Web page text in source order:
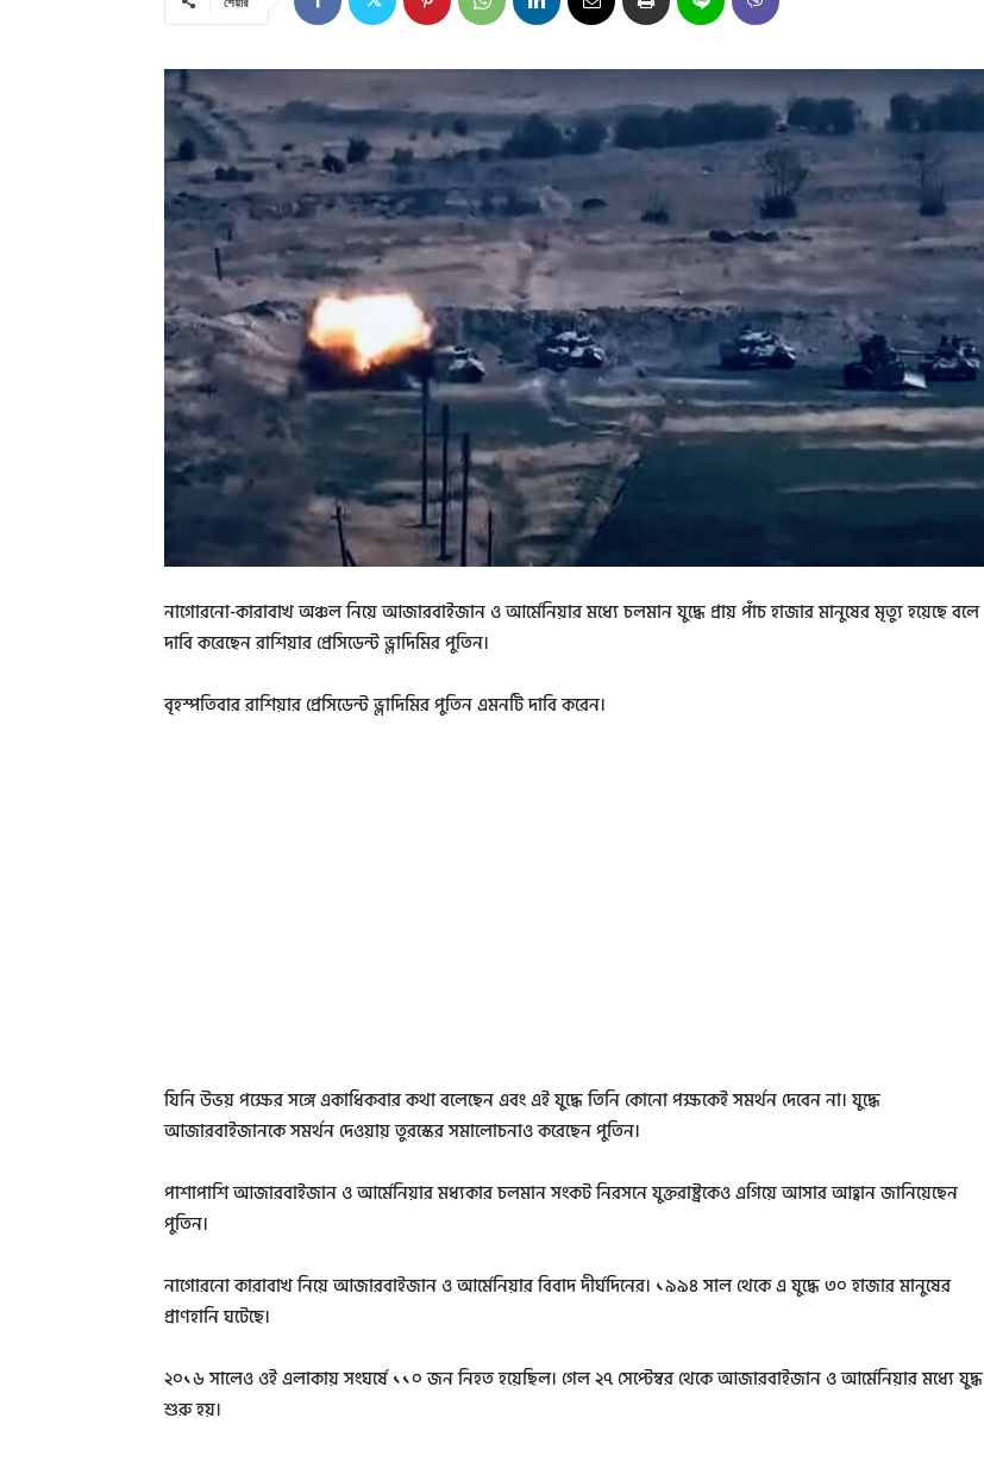
নাগোরনো-কারাবাখ অঞ্চল নিয়ে আজারবাইজান ও আর্মেনিয়ার মধ্যে চলমান যুদ্ধে প্রায় পাঁচ হাজার মানুষের মৃত্যু হয়েছে বলে
দাবি করেছেন রাশিয়ার প্রেসিডেন্ট ভ্লাদিমির পুতিন।
বৃহস্পতিবার রাশিয়ার প্রেসিডেন্ট ভ্লাদিমির পুতিন এমনটি দাবি করেন।
যিনি উভয় পক্ষের সঙ্গে একাধিকবার কথা বলেছেন এবং এই যুদ্ধে তিনি কোনো পক্ষকেই সমর্থন দেবেন না। যুদ্ধে
আজারবাইজানকে সমর্থন দেওয়ায় তুরস্কের সমালোচনাও করেছেন পুতিন।
পাশাপাশি আজারবাইজান ও আর্মেনিয়ার মধ্যকার চলমান সংকট নিরসনে যুক্তরাষ্ট্রকেও এগিয়ে আসার আহ্বান জানিয়েছেন
পুতিন।
নাগোরনো কারাবাখ নিয়ে আজারবাইজান ও আর্মেনিয়ার বিবাদ দীর্ঘদিনের। ১৯৯৪ সাল থেকে এ যুদ্ধে ৩০ হাজার মানুষের
প্রাণহানি ঘটেছে।
২০১৬ সালেও ওই এলাকায় সংঘর্ষে ১১০ জন নিহত হয়েছিল। গেল ২৭ সেপ্টেম্বর থেকে আজারবাইজান ও আর্মেনিয়ার মধ্যে যুদ্ধ
শুরু হয়।